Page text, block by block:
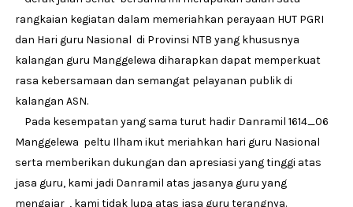
rangkaian kegiatan dalam memeriahkan perayaan HUT PGRI
dan Hari guru Nasional di Provinsi NTB yang khususnya
kalangan guru Manggelewa diharapkan dapat memperkuat
rasa kebersamaan dan semangat pelayanan publik di
kalangan ASN.
Pada kesempatan yang sama turut hadir Danramil 1614_06
Manggelewa peltu Ilham ikut meriahkan hari guru Nasional
serta memberikan dukungan dan apresiasi yang tinggi atas
jasa guru, kami jadi Danramil atas jasanya guru yang
mengajar , kami tidak lupa atas jasa guru terangnya.